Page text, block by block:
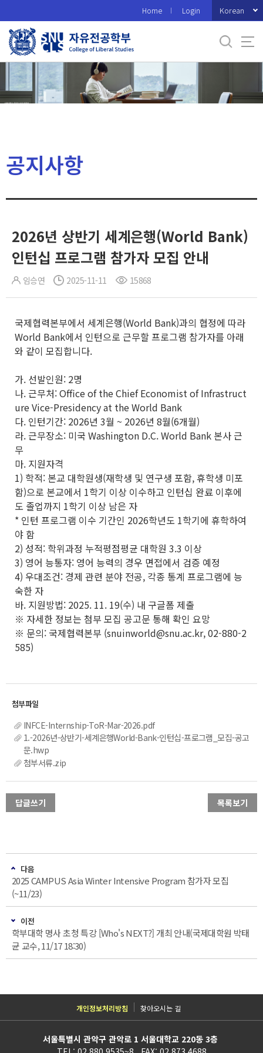
로
메
Home Login Korean
공지사항
2026년 상반기 세계은행(World Bank)
인턴십 프로그램 참가자 모집 안내
임승연 2025-11-11 15868
국제협력본부에서 세계은행(World Bank)과의 협정에 따라
World Bank에서 인턴으로 근무할 프로그램 참가자를 아래
와 같이 모집합니다.
가. 선발인원: 2명
나. 근무처: Office of the Chief Economist of Infrastruct
ure Vice-Presidency at the World Bank
다. 인턴기간: 2026년 3월 ~ 2026년 8월(6개월)
라. 근무장소: 미국 Washington D.C. World Bank 본사 근
무
마. 지원자격
1) 학적: 본교 대학원생(재학생 및 연구생 포함, 휴학생 미포
함)으로 본교에서 1학기 이상 이수하고 인턴십 완료 이후에
도 졸업까지 1학기 이상 남은 자
* 인턴 프로그램 이수 기간인 2026학년도 1학기에 휴학하여
야 함
2) 성적: 학위과정 누적평점평균 대학원 3.3 이상
3) 영어 능통자: 영어 능력의 경우 면접에서 검증 예정
4) 우대조건: 경제 관련 분야 전공, 각종 통계 프로그램에 능
숙한 자
바. 지원방법: 2025. 11. 19(수) 내 구글폼 제출
※ 자세한 정보는 첨부 모집 공고문 통해 확인 요망
※ 문의: 국제협력본부 (snuinworld@snu.ac.kr, 02-880-2
585)
INFCE-Internship-ToR-Mar-2026.pdf
1.-2026년-상반기-세계은행World-Bank-인턴십-프로그램_모집-공고
문.hwp
첨부서류.zip
답글쓰기 목록보기
다음
2025 CAMPUS Asia Winter Intensive Program 참가자 모집
(~11/23)
이전
학부대학 명사 초청 특강 [Who's NEXT?] 개최 안내(국제대학원 박태
균 교수, 11/17 18:30)
개인정보처리방침 찾아오시는 길
서울특별시 관악구 관악로 1 서울대학교 220동 3층